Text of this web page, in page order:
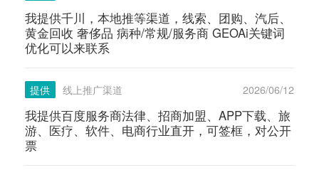
我提供千川，本地推等渠道，线索、团购、汽后、
黄金回收 奢侈品 病种/常规/服务商 GEOAi关键词
优化可以来联系
提供 线上推广渠道 2026/06/12
我提供百度服务商法律、招商加盟、APP下载、旅
游、医疗、软件、电商行业直开，可签框，对公开
票